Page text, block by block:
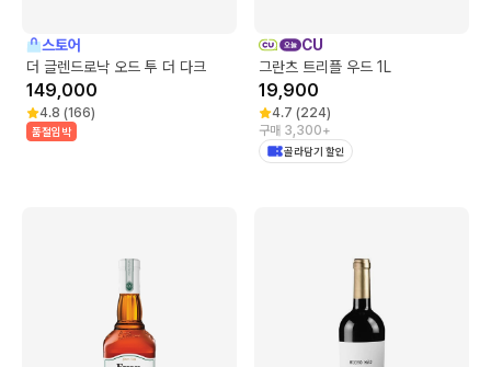
스토어
더 글렌드로낙 오드 투 더 다크
149,000
4.8 (166)
품절임박
CU
그란츠 트리플 우드 1L
19,900
4.7 (224)
구매 3,300+
골라담기 할인